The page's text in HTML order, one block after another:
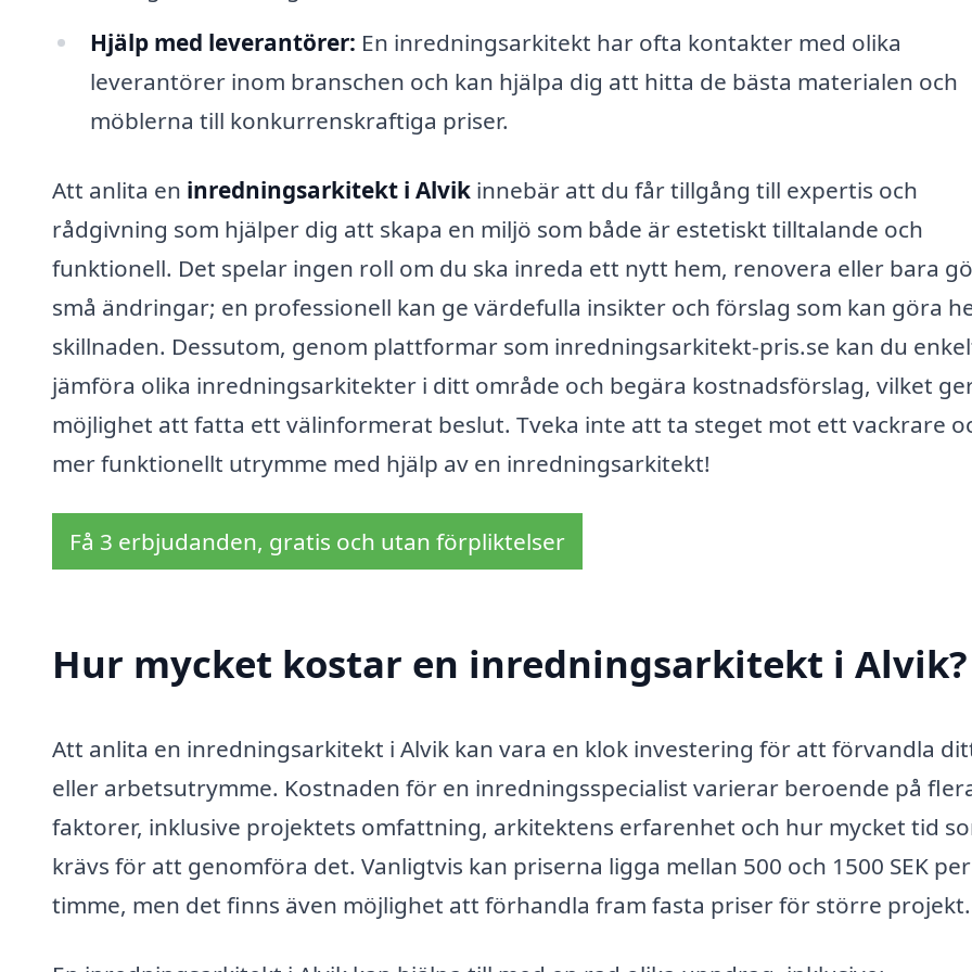
Hjälp med leverantörer: En inredningsarkitekt har ofta kontakter med olika
leverantörer inom branschen och kan hjälpa dig att hitta de bästa materialen och
möblerna till konkurrenskraftiga priser.
Att anlita en inredningsarkitekt i Alvik innebär att du får tillgång till expertis och
rådgivning som hjälper dig att skapa en miljö som både är estetiskt tilltalande och
funktionell. Det spelar ingen roll om du ska inreda ett nytt hem, renovera eller bara
små ändringar; en professionell kan ge värdefulla insikter och förslag som kan göra
skillnaden. Dessutom, genom plattformar som inredningsarkitekt-pris.se kan du
jämföra olika inredningsarkitekter i ditt område och begära kostnadsförslag, vilket
möjlighet att fatta ett välinformerat beslut. Tveka inte att ta steget mot ett vackrare
mer funktionellt utrymme med hjälp av en inredningsarkitekt!
Få 3 erbjudanden, gratis och utan förpliktelser
Hur mycket kostar en inredningsarkitekt i Alvik?
Att anlita en inredningsarkitekt i Alvik kan vara en klok investering för att förvandla
eller arbetsutrymme. Kostnaden för en inredningsspecialist varierar beroende på
faktorer, inklusive projektets omfattning, arkitektens erfarenhet och hur mycket tid
krävs för att genomföra det. Vanligtvis kan priserna ligga mellan 500 och 1500 SEK per
timme, men det finns även möjlighet att förhandla fram fasta priser för större projekt.